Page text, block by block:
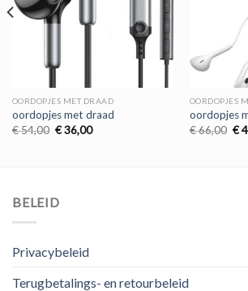
OORDOPJES MET DRAAD
oordopjes met draad
€54,00 Oorspronkelijke
€36,00Huidige
OORDOPJES
oordopjes
€66,00 €
BELEID
Privacybeleid
Terugbetalings- en retourbeleid